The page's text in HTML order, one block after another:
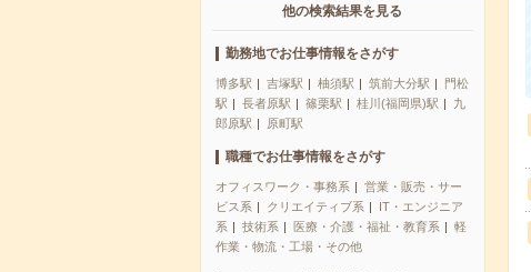
他の検索結果を見る
勤務地でお仕事情報をさがす
博多駅 吉塚駅 柚須駅 筑前大分駅
門松
駅
長者原駅 篠栗駅 桂川(福岡県)駅
九
郎原駅
原町駅
職種でお仕事情報をさがす
オフィスワーク・事務系
営業・販売・サー
ビス系
クリエイティブ系
IT・エンジニア
系
技術系 医療・介護・福祉・教育系
軽
作業・物流・工場・その他